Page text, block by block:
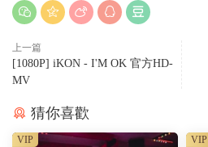
上一篇
[1080P] iKON - I'M OK 官方HD-
MV
猜你喜歡
VIP VIP